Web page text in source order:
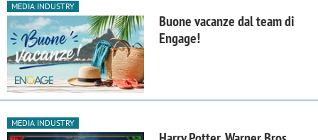
MEDIA INDUSTRY
Buone vacanze dal team di
Engage!
MEDIA INDUSTRY